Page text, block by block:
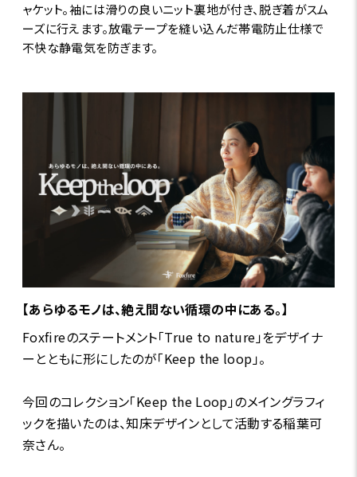
ャケット。袖には滑りの良いニット裏地が付き、脱ぎ着がスム
ーズに行えます。放電テープを縫い込んだ帯電防止仕様で
不快な静電気を防ぎます。
【あらゆるモノは、絶え間ない循環の中にある。】
Foxfireのステートメント「True to nature」をデザイナ
ーとともに形にしたのが「Keep the loop」。
今回のコレクション「Keep the Loop」のメイングラフィ
ックを描いたのは、知床デザインとして活動する稲葉可
奈さん。